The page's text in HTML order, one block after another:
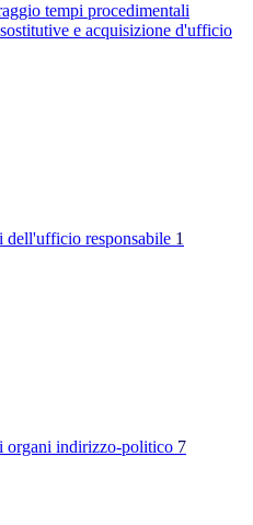
tempi procedimentali
e acquisizione d'ufficio
dell'ufficio responsabile 1
organi indirizzo-politico 7